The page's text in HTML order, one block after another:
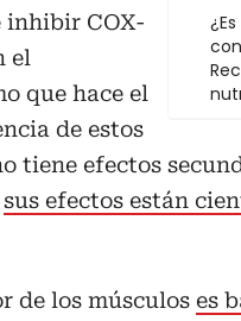
inhibir COX-
el
que hace el
de estos
tiene efectos
sus efectos están
de los músculos es